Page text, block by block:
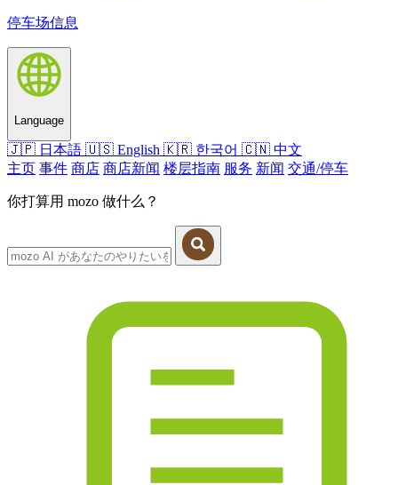
停车场信息
Language
🇯🇵 日本語 🇺🇸 English 🇰🇷 한국어 🇨🇳 中文
主页 事件 商店 商店新闻 楼层指南 服务 新闻 交通/停车
你打算用 mozo 做什么？